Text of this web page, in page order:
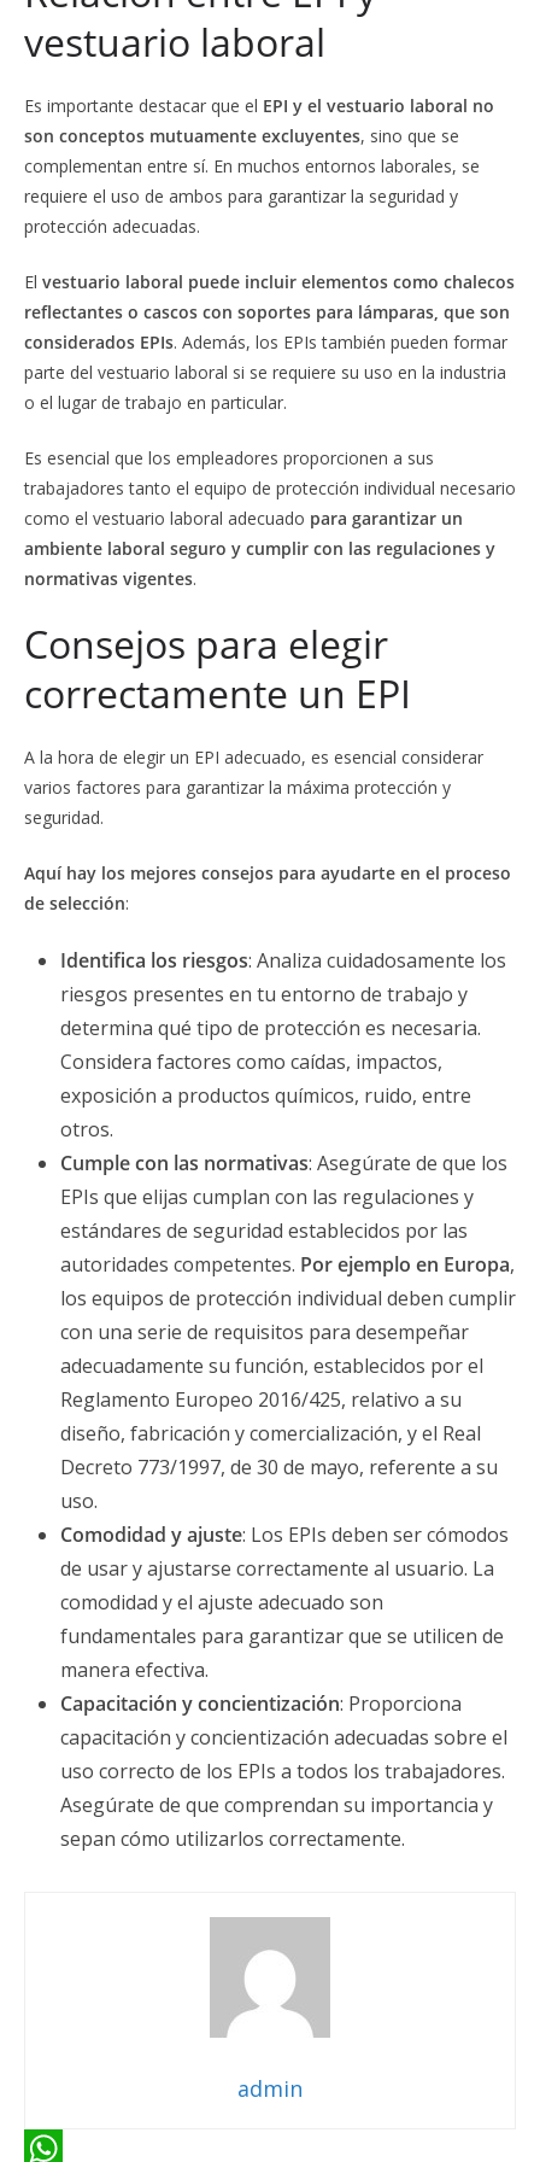
vestuario laboral
Es importante destacar que el EPI y el vestuario laboral no
son conceptos mutuamente excluyentes, sino que se
complementan entre sí. En muchos entornos laborales, se
requiere el uso de ambos para garantizar la seguridad y
protección adecuadas.
El vestuario laboral puede incluir elementos como chalecos
reflectantes o cascos con soportes para lámparas, que son
considerados EPIs. Además, los EPIs también pueden formar
parte del vestuario laboral si se requiere su uso en la industria
o el lugar de trabajo en particular.
Es esencial que los empleadores proporcionen a sus
trabajadores tanto el equipo de protección individual necesario
como el vestuario laboral adecuado para garantizar un
ambiente laboral seguro y cumplir con las regulaciones y
normativas vigentes.
Consejos para elegir
correctamente un EPI
A la hora de elegir un EPI adecuado, es esencial considerar
varios factores para garantizar la máxima protección y
seguridad.
Aquí hay los mejores consejos para ayudarte en el proceso
de selección:
Identifica los riesgos: Analiza cuidadosamente los
riesgos presentes en tu entorno de trabajo y
determina qué tipo de protección es necesaria.
Considera factores como caídas, impactos,
exposición a productos químicos, ruido, entre
otros.
Cumple con las normativas: Asegúrate de que los
EPIs que elijas cumplan con las regulaciones y
estándares de seguridad establecidos por las
autoridades competentes. Por ejemplo en Europa,
los equipos de protección individual deben cumplir
con una serie de requisitos para desempeñar
adecuadamente su función, establecidos por el
Reglamento Europeo 2016/425, relativo a su
diseño, fabricación y comercialización, y el Real
Decreto 773/1997, de 30 de mayo, referente a su
uso.
Comodidad y ajuste: Los EPIs deben ser cómodos
de usar y ajustarse correctamente al usuario. La
comodidad y el ajuste adecuado son
fundamentales para garantizar que se utilicen de
manera efectiva.
Capacitación y concientización: Proporciona
capacitación y concientización adecuadas sobre el
uso correcto de los EPIs a todos los trabajadores.
Asegúrate de que comprendan su importancia y
sepan cómo utilizarlos correctamente.
admin